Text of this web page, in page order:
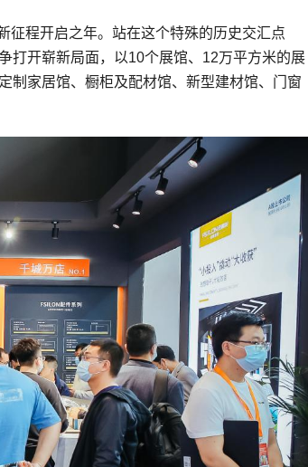
征程开启之年。站在这个特殊的历史交汇点
打开崭新局面，以10个展馆、12万平方米的展
制家居馆、橱柜及配材馆、新型建材馆、门窗